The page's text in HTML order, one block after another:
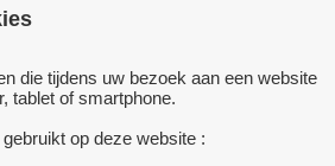
die tijdens uw bezoek aan een website
tablet of smartphone.
op deze website :
200 000 €
BRASSCHAAT• Beste mensen,